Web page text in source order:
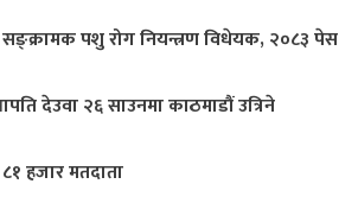
सङ्क्रामक पशु रोग नियन्त्रण विधेयक, २०८३ पेस
देउवा २६ साउनमा काठमाडौं उत्रिने
हजार मतदाता